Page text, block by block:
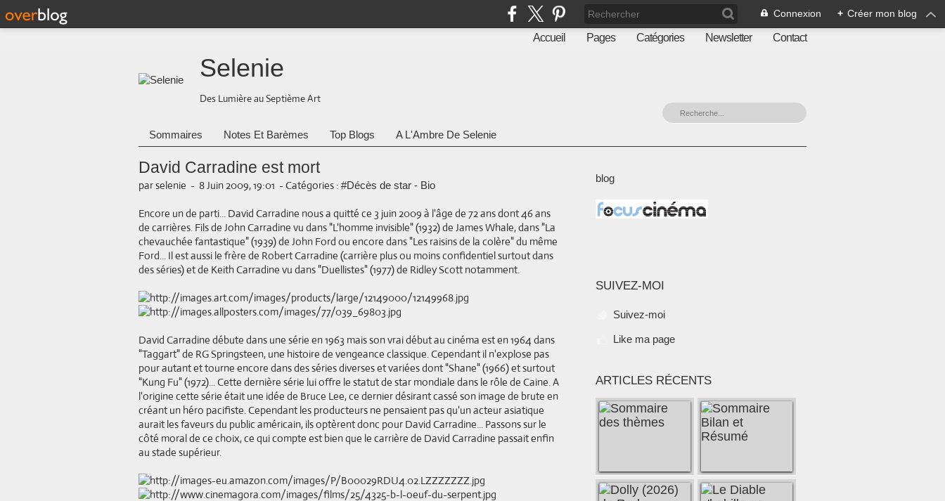
Connexion + Créer mon blog
Accueil Pages Catégories Newsletter Contact
Selenie
Des Lumière au Septième Art
Sommaires Notes Et Barèmes Top Blogs A L'Ambre De Selenie
David Carradine est mort
par selenie - 8 Juin 2009, 19:01 - Catégories : #Décès de star - Bio
Encore un de parti... David Carradine nous a quitté ce 3 juin 2009 à l'âge de 72 ans dont 46 ans
de carrières. Fils de John Carradine vu dans "L'homme invisible" (1932) de James Whale, dans "La
chevauchée fantastique" (1939) de John Ford ou encore dans "Les raisins de la colère" du même
Ford... Il est aussi le frère de Robert Carradine (carrière plus ou moins confidentiel surtout dans
des séries) et de Keith Carradine vu dans "Duellistes" (1977) de Ridley Scott notamment.
David Carradine débute dans une série en 1963 mais son vrai début au cinéma est en 1964 dans
"Taggart" de RG Springsteen, une histoire de vengeance classique. Cependant il n'explose pas
pour autant et tourne encore dans des séries diverses et variées dont "Shane" (1966) et surtout
"Kung Fu" (1972)... Cette dernière série lui offre le statut de star mondiale dans le rôle de Caine. A
l'origine cette série était une idée de Bruce Lee, ce dernier désirant cassé son image de brute en
créant un héro pacifiste. Cependant les producteurs ne pensaient pas qu'un acteur asiatique
aurait les faveurs du public américain, ils optèrent donc pour David Carradine... Passons sur le
côté moral de ce choix, ce qui compte est bien que le carrière de David Carradine passait enfin
au stade supérieur.
blog
SUIVEZ-MOI
Suivez-moi
Like ma page
ARTICLES RÉCENTS